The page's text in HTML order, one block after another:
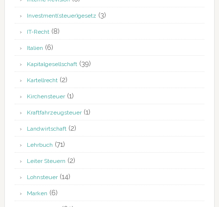
Investment(steuer)gesetz (3)
IT-Recht(8)
Italien (6)
Kapitalgesellschaft(39)
Kartellrecht(2)
Kirchensteuer(1)
Kraftfahrzeugsteuer(1)
Landwirtschaft(2)
Lehrbuch (71)
Leiter Steuern (2)
Lohnsteuer(14)
Marken (6)